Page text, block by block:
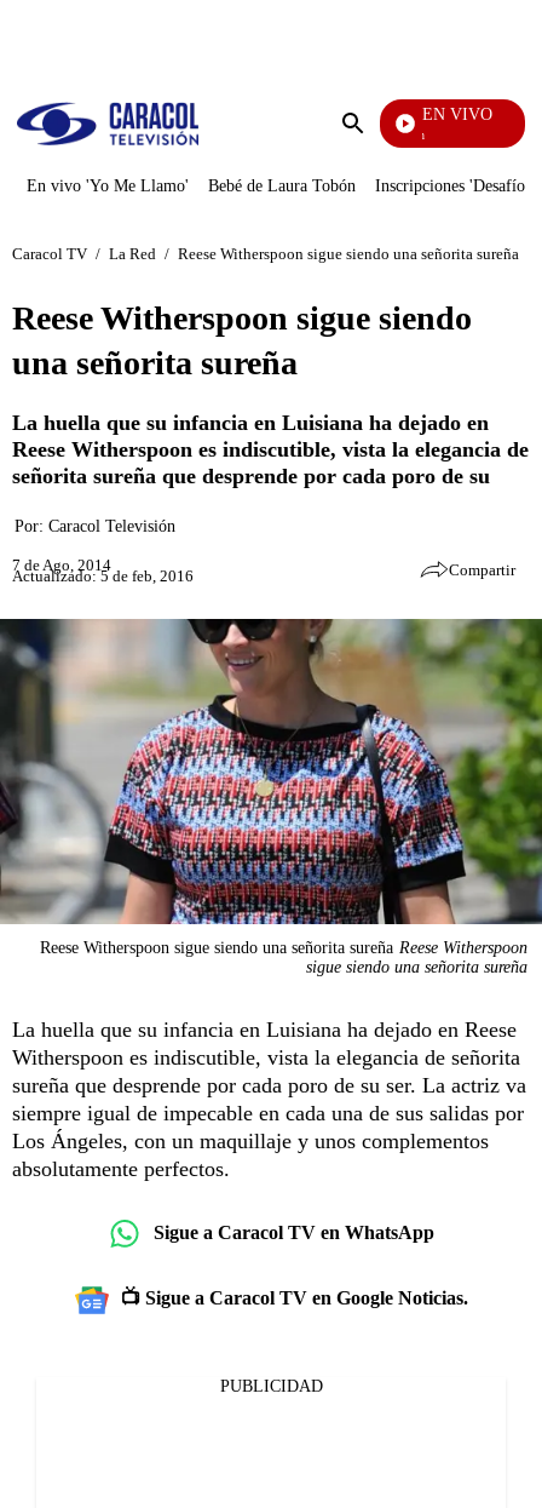
Enviar
EN VIVO
Pura Diversión
En vivo 'Yo Me Llamo' Bebé de Laura Tobón Inscripciones 'Desafío'
Caracol TV / La Red / Reese Witherspoon sigue siendo una señorita sureña
Reese Witherspoon sigue siendo
una señorita sureña
La huella que su infancia en Luisiana ha dejado en
Reese Witherspoon es indiscutible, vista la elegancia de
señorita sureña que desprende por cada poro de su
Por: Caracol Televisión
7 de Ago, 2014
Actualizado: 5 de feb, 2016 Compartir
Reese Witherspoon sigue siendo una señorita sureña Reese Witherspoon
sigue siendo una señorita sureña
La huella que su infancia en Luisiana ha dejado en Reese
Witherspoon es indiscutible, vista la elegancia de señorita
sureña que desprende por cada poro de su ser. La actriz va
siempre igual de impecable en cada una de sus salidas por
Los Ángeles, con un maquillaje y unos complementos
absolutamente perfectos.
Sigue a Caracol TV en WhatsApp
📺 Sigue a Caracol TV en Google Noticias.
PUBLICIDAD